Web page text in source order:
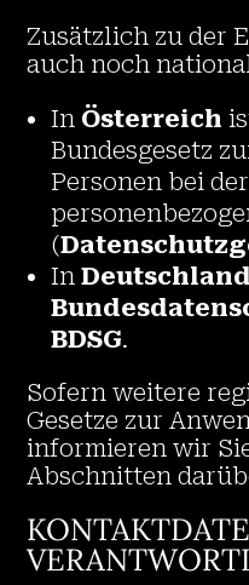
Zusätzlich zu der
auch noch
In Österreich
Bundesgesetz
Personen bei
(
InDeutschland
BDSG.
Sofern weitere
Gesetze zur
informieren wir
Abschnitten